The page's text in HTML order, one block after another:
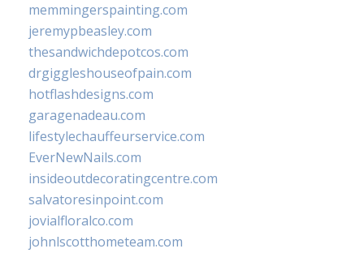
memmingerspainting.com
jeremypbeasley.com
thesandwichdepotcos.com
drgiggleshouseofpain.com
hotflashdesigns.com
garagenadeau.com
lifestylechauffeurservice.com
EverNewNails.com
insideoutdecoratingcentre.com
salvatoresinpoint.com
jovialfloralco.com
johnlscotthometeam.com